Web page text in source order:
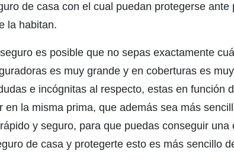
de casa con el cual puedan protegerse
la habitan.
es posible que no sepas exactamente
es muy grande y en coberturas es
e incógnitas al respecto, estas en función
en la misma prima, que además sea más
y seguro, para que puedas conseguir
de casa y protegerte esto es más sencillo